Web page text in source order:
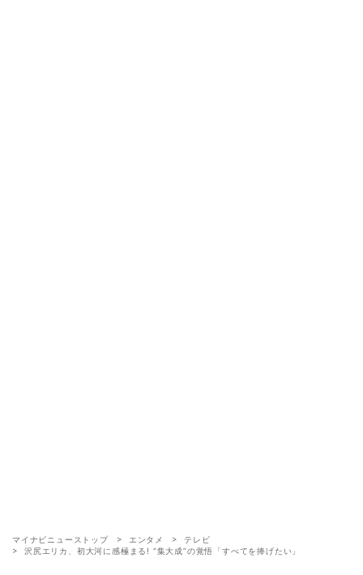
マイナビニューストップ エンタメ
テレビ
沢尻エリカ、初大河に感極まる! “集大成”の覚悟「すべてを捧げたい」